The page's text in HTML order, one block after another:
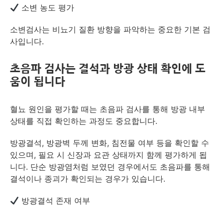
소변 농도 평가
소변검사는 비뇨기 질환 방향을 파악하는 중요한 기본 검
사입니다.
초음파 검사는 결석과 방광 상태 확인에 도
움이 됩니다
혈뇨 원인을 평가할 때는 초음파 검사를 통해 방광 내부
상태를 직접 확인하는 과정도 중요합니다.
방광결석, 방광벽 두께 변화, 침전물 여부 등을 확인할 수
있으며, 필요 시 신장과 요관 상태까지 함께 평가하게 됩
니다. 단순 방광염처럼 보였던 경우에서도 초음파를 통해
결석이나 종괴가 확인되는 경우가 있습니다.
방광결석 존재 여부